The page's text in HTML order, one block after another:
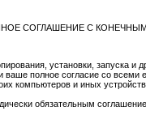
СОГЛАШЕНИЕ С
установки, запуска
полное согласие со
компьютеров и иных устройств.
обязательным